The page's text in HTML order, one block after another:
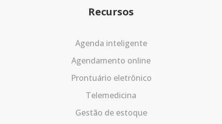
Recursos
Agenda inteligente
Agendamento online
Prontuário eletrônico
Telemedicina
Gestão de estoque